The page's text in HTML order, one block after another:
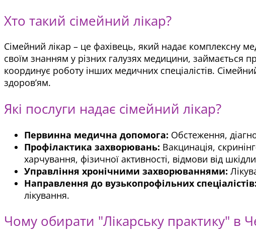
Хто такий сімейний лікар?
Сімейний лікар – це фахівець, який надає комплексну
своїм знанням у різних галузях медицини, займається
координує роботу інших медичних спеціалістів.
здоров’ям.
Які послуги надає сімейний лікар?
Первинна медична допомога: Обстеження,
Профілактика захворювань: Вакцинація,
харчування, фізичної активності, відмови від
Управління хронічними захворюваннями:
Направлення до вузькопрофільних спеціалістів:
лікування.
Чому обирати "Лікарську практику" в